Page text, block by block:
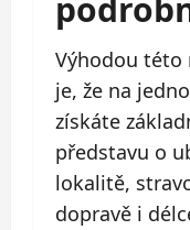
Výhodou této
je, že na
získáte
představu o
lokalitě,
dopravě i